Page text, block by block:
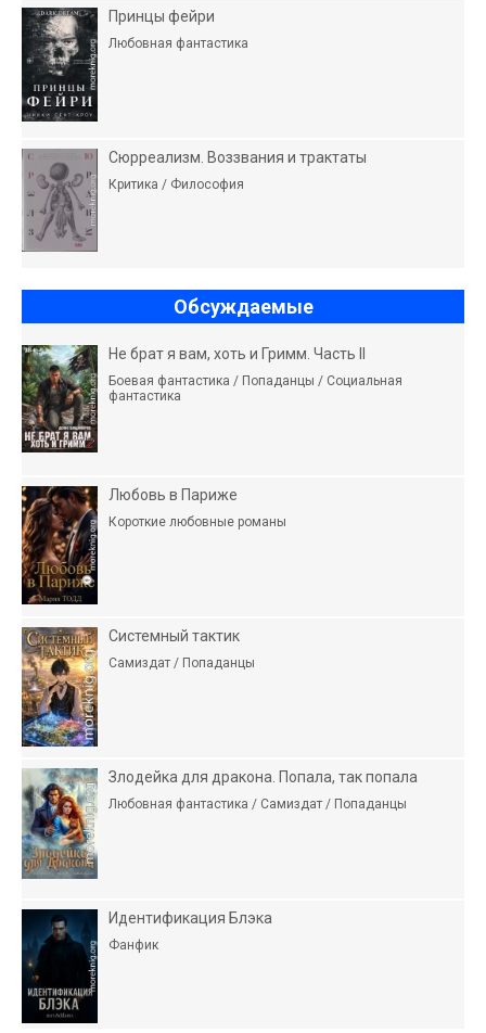
Принцы фейри
Любовная фантастика
Сюрреализм. Воззвания и трактаты
Критика / Философия
Обсуждаемые
Не брат я вам, хоть и Гримм. Часть II
Боевая фантастика / Попаданцы / Социальная
фантастика
Любовь в Париже
Короткие любовные романы
Системный тактик
Самиздат / Попаданцы
Злодейка для дракона. Попала, так попала
Любовная фантастика / Самиздат / Попаданцы
Идентификация Блэка
Фанфик